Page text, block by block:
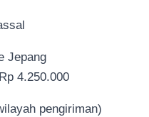
Jepang
4.250.000
pengiriman)